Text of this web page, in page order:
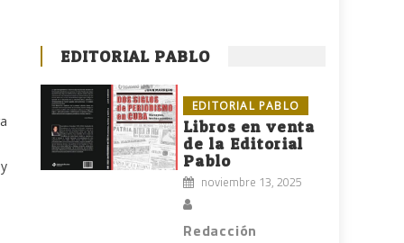
EDITORIAL PABLO
EDITORIAL PABLO
Libros en venta
de la Editorial
Pablo
noviembre 13, 2025
Redacción